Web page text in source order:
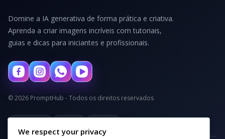
Domine a IA generativa de forma prática e criativa.
Aprenda a criar imagens incríveis com tutoriais,
guias e dicas para iniciantes e profissionais.
© 2026 PromptHub - Todos os direitos reservados
We respect your privacy